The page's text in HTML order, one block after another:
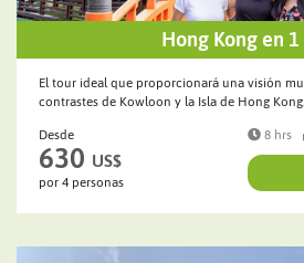
Hong Kong en
El tour ideal que proporcionará una visión
contrastes de Kowloon y la Isla de Hong Kong.
Desde
630 US$
por 4 personas
8 hrs